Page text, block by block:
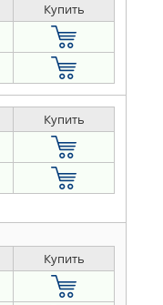
Купить
Купить
Купить